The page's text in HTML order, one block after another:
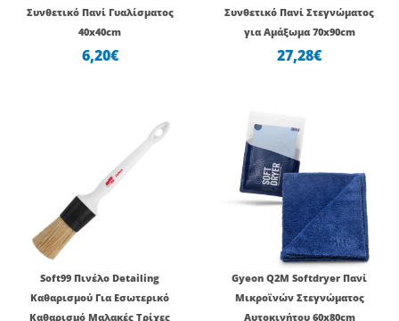
Συνθετικό Πανί Γυαλίσματος
40x40cm
6,20€
Συνθετικό Πανί Στεγνώματος
για Αμάξωμα 70x90cm
27,28€
Soft99 Πινέλο Detailing
Καθαρισμού Για Εσωτερικό
Καθαρισμό Μαλακές Τρίχες
Gyeon Q2M Softdryer Πανί
Μικροϊνών Στεγνώματος
Αυτοκινήτου 60x80cm